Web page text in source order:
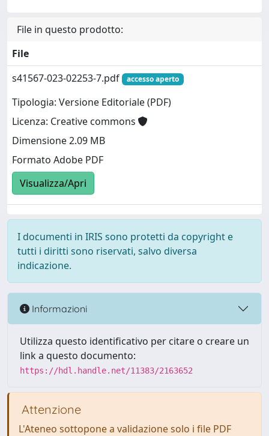
File in questo prodotto:
File
s41567-023-02253-7.pdf
accesso aperto
Tipologia: Versione Editoriale (PDF)
Licenza: Creative commons
Dimensione 2.09 MB
Formato Adobe PDF
Visualizza/Apri
I documenti in IRIS sono protetti da copyright e
tutti i diritti sono riservati, salvo diversa
indicazione.
Informazioni
Utilizza questo identificativo per citare o creare un
link a questo documento:
https://hdl.handle.net/11383/2163652
Attenzione
L'Ateneo sottopone a validazione solo i file PDF